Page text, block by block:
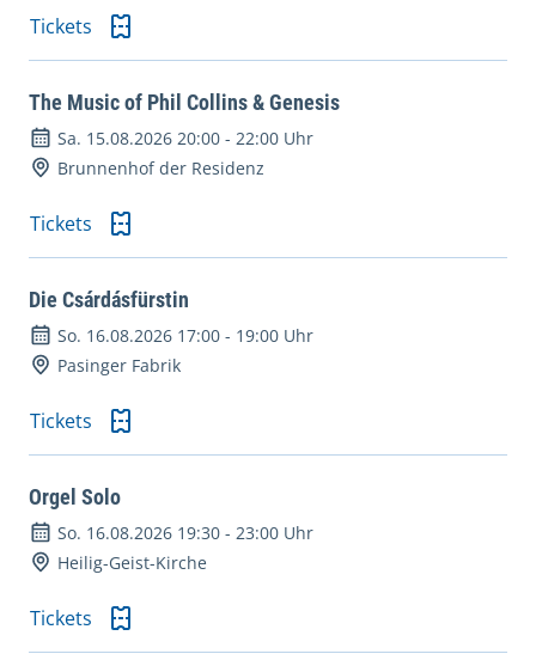
Tickets
The Music of Phil Collins & Genesis
Sa. 15.08.2026 20:00 - 22:00 Uhr
Brunnenhof der Residenz
Tickets
Die Csárdásfürstin
So. 16.08.2026 17:00 - 19:00 Uhr
Pasinger Fabrik
Tickets
Orgel Solo
So. 16.08.2026 19:30 - 23:00 Uhr
Heilig-Geist-Kirche
Tickets